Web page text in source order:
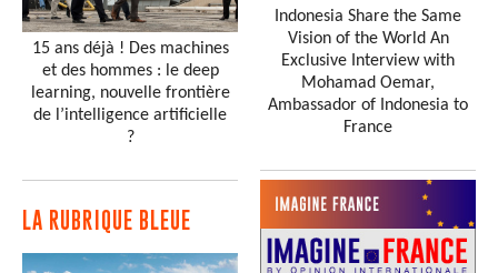
15 ans déjà ! Des machines
et des hommes : le deep
learning, nouvelle frontière
de l’intelligence artificielle
?
LA RUBRIQUE BLEUE
Indonesia Share the Same
Vision of the World An
Exclusive Interview with
Mohamad Oemar,
Ambassador of Indonesia to
France